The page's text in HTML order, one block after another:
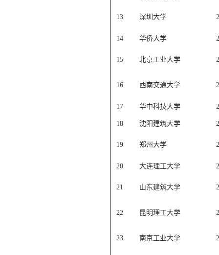
13 深圳大学
14 华侨大学
15 北京工业大学
16 西南交通大学
17 华中科技大学
18 沈阳建筑大学
19 郑州大学
20 大连理工大学
21 山东建筑大学
22 昆明理工大学
23 南京工业大学